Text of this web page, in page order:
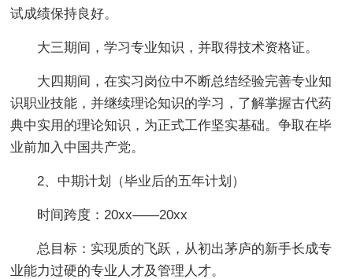
试成绩保持良好。
大三期间，学习专业知识，并取得技术资格证。
大四期间，在实习岗位中不断总结经验完善专业知
识职业技能，并继续理论知识的学习，了解掌握古代药
典中实用的理论知识，为正式工作坚实基础。争取在毕
业前加入中国共产党。
2、中期计划（毕业后的五年计划）
时间跨度：20xx——20xx
总目标：实现质的飞跃，从初出茅庐的新手长成专
业能力过硬的专业人才及管理人才。